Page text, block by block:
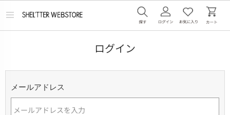
メ
ログイン
メールアドレス